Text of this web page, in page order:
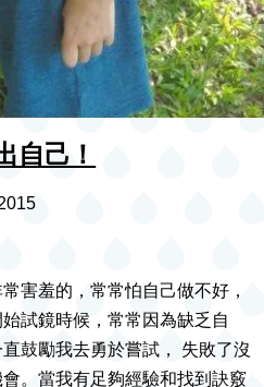
自己！
害羞的，常常怕自己做不好，
試鏡時候，常常因為缺乏自
鼓勵我去勇於嘗試， 失敗了沒
。當我有足夠經驗和找到訣竅